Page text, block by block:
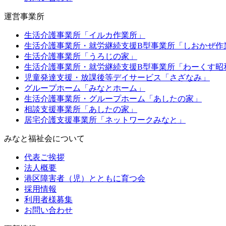
運営事業所
生活介護事業所「イルカ作業所」
生活介護事業所・就労継続支援B型事業所「しおかぜ作
生活介護事業所「うろじの家」
生活介護事業所・就労継続支援B型事業所「わーくす昭
児童発達支援・放課後等デイサービス「さざなみ」
グループホーム「みなとホーム」
生活介護事業所・グループホーム「あしたの家」
相談支援事業所「あしたの家」
居宅介護支援事業所「ネットワークみなと」
みなと福祉会について
代表ご挨拶
法人概要
港区障害者（児）とともに育つ会
採用情報
利用者様募集
お問い合わせ